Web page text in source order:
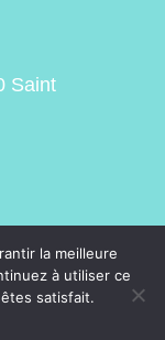
Saint
Mentions
la meilleure
à utiliser ce
satisfait.